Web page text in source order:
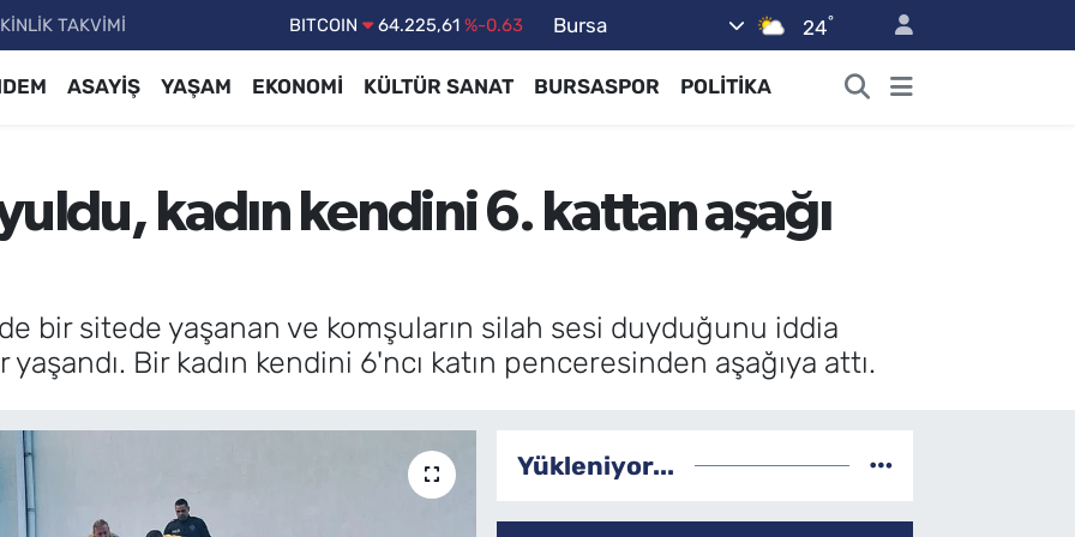
TAKVİMİ DOLAR 47,7143 %0.16
BİST100
13.799 %70
Bursa 24°
ASAYİŞ YAŞAM EKONOMİ KÜLTÜR SANAT BURSASPOR POLİTİKA
kadın kendini 6. kattan aşağı
bir sitede yaşanan ve komşuların silah sesi duyduğunu iddia
Bir kadın kendini 6'ncı katın penceresinden aşağıya attı.
Yükleniyor...